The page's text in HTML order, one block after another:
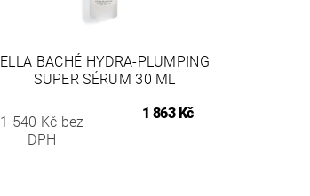
ELLA BACHÉ HYDRA-PLUMPING
SUPER SÉRUM 30 ML
1 540 Kč bez
DPH
1 863 Kč